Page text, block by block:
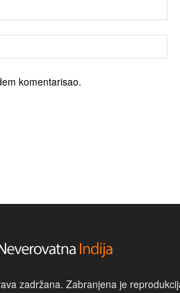
komentarisao.
zadržana. Zabranjena je